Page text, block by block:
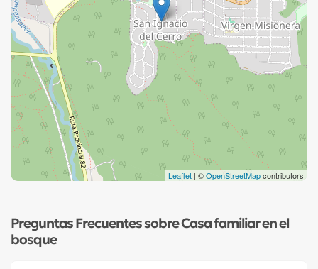
Leaflet | ©OpenStreetMapcontributors
Preguntas Frecuentes sobre Casa familiar en el
bosque